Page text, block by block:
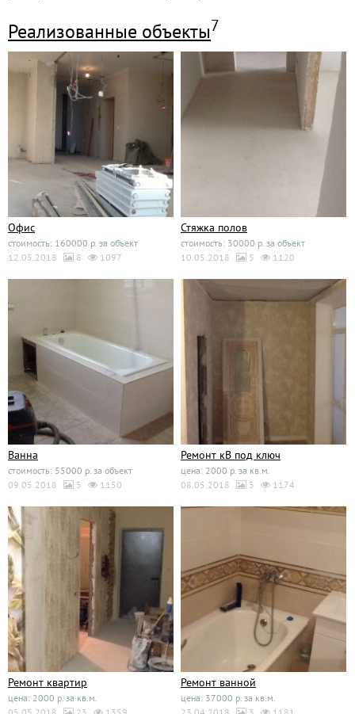
Реализованные объекты7
Офис
стоимость: 160000 р. за объект
12.05.2018
8 1097
Стяжка полов
стоимость: 30000 р. за объект
10.05.2018
5 1120
Ванна
стоимость: 55000 р. за объект
09.05.2018
5 1150
Ремонт кВ под ключ
цена: 2000 р. за кв.м.
08.05.2018
5 1174
Ремонт квартир
цена: 2000 р. за кв.м.
Ремонт ванной
цена: 37000 р. за кв.м.